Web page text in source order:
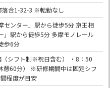
落合1-32-3 ※転勤なし
センター」駅から徒歩5分 京王相
」駅から徒歩5分 多摩モノレール
歩6分
（シフト制※祝日含む） ・8：50
憩60分） ※研修期間中は固定シフ
程度が目安